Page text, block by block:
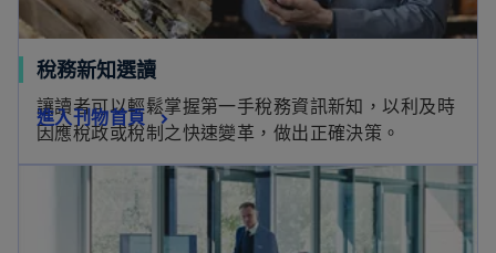
稅務新知選讀
讓讀者可以輕鬆掌握第一手稅務資訊新知，以利及時
因應稅政或稅制之快速變革，做出正確決策。
進入刊物首頁